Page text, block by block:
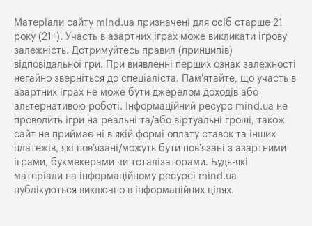
Матеріали сайту mind.ua призначені для осіб старше 21
року (21+). Участь в азартних іграх може викликати ігрову
залежність. Дотримуйтесь правил (принципів)
відповідальної гри. При виявленні перших ознак залежності
негайно зверніться до спеціаліста. Пам'ятайте, що участь в
азартних іграх не може бути джерелом доходів або
альтернативою роботі. Інформаційний ресурс mind.ua не
проводить ігри на реальні та/або віртуальні гроші, також
сайт не приймає ні в якій формі оплату ставок та інших
платежів, які пов’язані/можуть бути пов’язані з азартними
іграми, букмекерами чи тоталізаторами. Будь-які
матеріали на інформаційному ресурсі mind.ua
публікуються виключно в інформаційних цілях.